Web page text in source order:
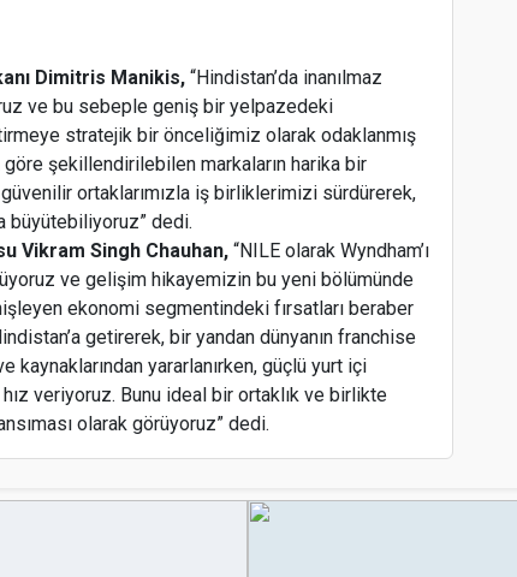
Dimitris Manikis, “Hindistan’da inanılmaz
ve bu sebeple geniş bir yelpazedeki
stratejik bir önceliğimiz olarak odaklanmış
göre şekillendirilebilen markaların harika bir
ortaklarımızla iş birliklerimizi sürdürerek,
büyütebiliyoruz” dedi.
Vikram Singh Chauhan, “NILE olarak Wyndham’ı
ve gelişim hikayemizin bu yeni bölümünde
ekonomi segmentindeki fırsatları beraber
getirerek, bir yandan dünyanın franchise
yararlanırken, güçlü yurt içi
veriyoruz. Bunu ideal bir ortaklık ve birlikte
olarak görüyoruz” dedi.